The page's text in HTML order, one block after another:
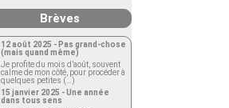
Brèves
12 août 2025 - Pas grand-chose
(mais quand même)
Je profite du mois d’août, souvent
calme de mon côté, pour procéder à
quelques petites (…)
15 janvier 2025 - Une année
dans tous sens